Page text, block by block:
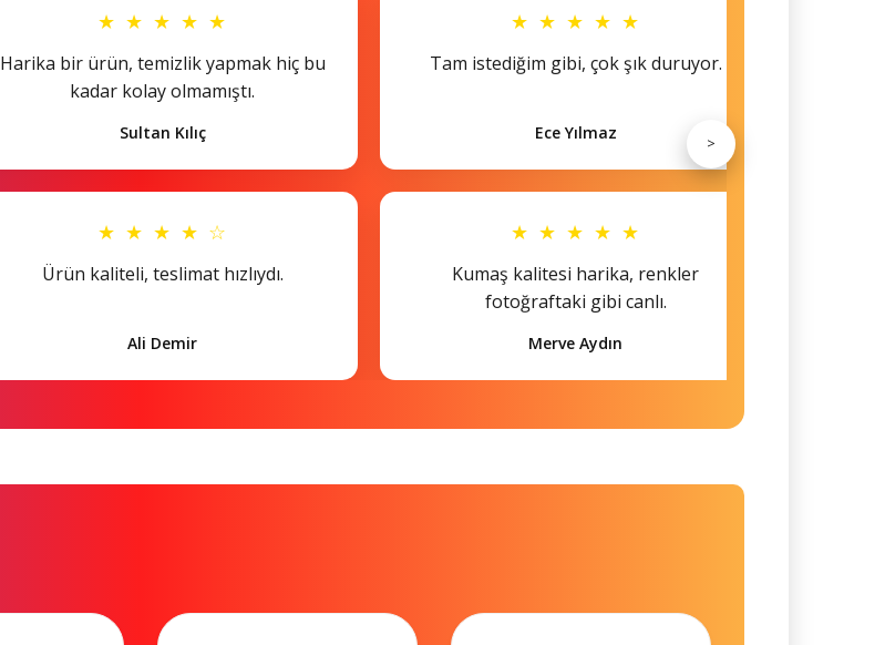
★ ★ ★ ★ ★
Harika bir ürün, temizlik yapmak hiç bu
kadar kolay olmamıştı.
Sultan Kılıç
★ ★ ★ ★ ☆
Ürün kaliteli, teslimat hızlıydı.
Ali Demir
★ ★ ★ ★ ★
Tam istediğim gibi, çok şık duruyor.
Ece Yılmaz
★ ★ ★ ★ ★
Kumaş kalitesi harika, renkler
fotoğraftaki gibi canlı.
Merve Aydın
>